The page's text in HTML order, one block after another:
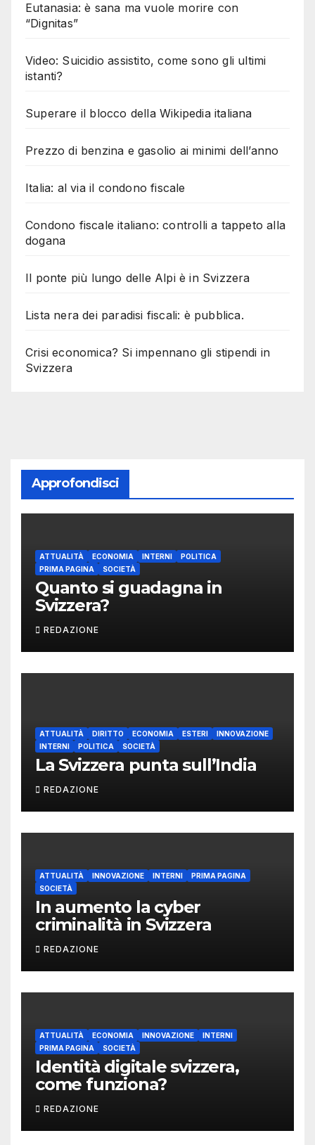
Eutanasia: è sana ma vuole morire con
“Dignitas”
Video: Suicidio assistito, come sono gli ultimi
istanti?
Superare il blocco della Wikipedia italiana
Prezzo di benzina e gasolio ai minimi dell’anno
Italia: al via il condono fiscale
Condono fiscale italiano: controlli a tappeto alla
dogana
Il ponte più lungo delle Alpi è in Svizzera
Lista nera dei paradisi fiscali: è pubblica.
Crisi economica? Si impennano gli stipendi in
Svizzera
Approfondisci
ATTUALITÀ ECONOMIA INTERNI
POLITICA
PRIMA PAGINA
SOCIETÀ
Quanto si guadagna in
Svizzera?
REDAZIONE
ATTUALITÀ DIRITTO ECONOMIA ESTERI
INNOVAZIONE
INTERNI
POLITICA SOCIETÀ
La Svizzera punta sull’India
REDAZIONE
ATTUALITÀ INNOVAZIONE INTERNI
PRIMA PAGINA
SOCIETÀ
In aumento la cyber
criminalità in Svizzera
REDAZIONE
ATTUALITÀ ECONOMIA INNOVAZIONE
INTERNI
PRIMA PAGINA
SOCIETÀ
Identità digitale svizzera,
come funziona?
REDAZIONE